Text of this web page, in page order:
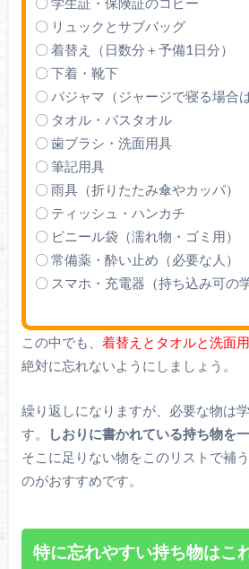
〇 リュックとサブバッグ
〇 着替え（日数分＋予備1日分）
〇 下着・靴下
〇 パジャマ（ジャージで寝る場合
〇 タオル・バスタオル
〇 歯ブラシ・洗面用具
〇 筆記用具
〇 雨具（折りたたみ傘やカッパ）
〇 ティッシュ・ハンカチ
〇 ビニール袋（濡れ物・ゴミ用）
〇 常備薬・酔い止め（必要な人）
〇 スマホ・充電器（持ち込み可の
この中でも、 着替えとタオルと洗面
絶対に忘れないようにしましょう。
繰り返しになりますが、必要な物は
す。
しおりに書かれている持ち物を
そこに足りない物をこのリストで補
のがおすすめです。
特に忘れやすい持ち物はこ